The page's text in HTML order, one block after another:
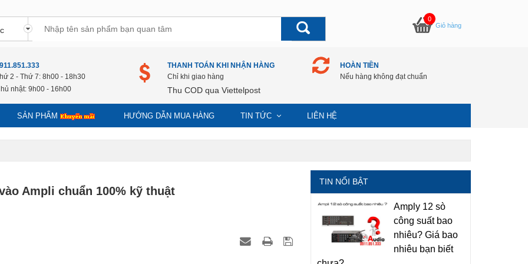
0
Giỏ hàng
2 - Thứ 7: 8h00 - 18h30
nhật: 9h00 - 16h00
THANH TOÁN KHI NHẬN HÀNG
Chỉ khi giao hàng
Thu COD qua Viettelpost
HOÀN TIỀN
Nếu hàng không đạt chuẩn
SẢN PHẨM HƯỚNG DẪN MUA HÀNG TIN TỨC LIÊN HỆ
Ampli chuẩn 100% kỹ thuật
TIN NỔI BẬT
Amply 12 sò
công suất bao
nhiêu? Giá bao
nhiêu bạn biết